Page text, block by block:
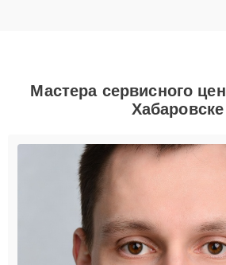
Мастера сервисного
Хабаровске